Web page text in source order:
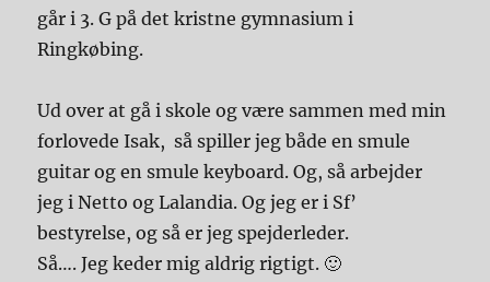
går i 3. G på det kristne gymnasium i
Ringkøbing.
Ud over at gå i skole og være sammen med min
forlovede Isak, så spiller jeg både en smule
guitar og en smule keyboard. Og, så arbejder
jeg i Netto og Lalandia. Og jeg er i Sf’
bestyrelse, og så er jeg spejderleder.
Så…. Jeg keder mig aldrig rigtigt. 🙂